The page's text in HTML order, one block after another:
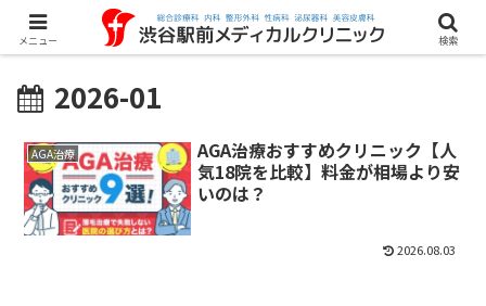
2026-01
AGA治療
AGA治療おすすめクリニック【人
気18院を比較】料金が相場より安
いのは？
2026.08.03
メニュー 検索